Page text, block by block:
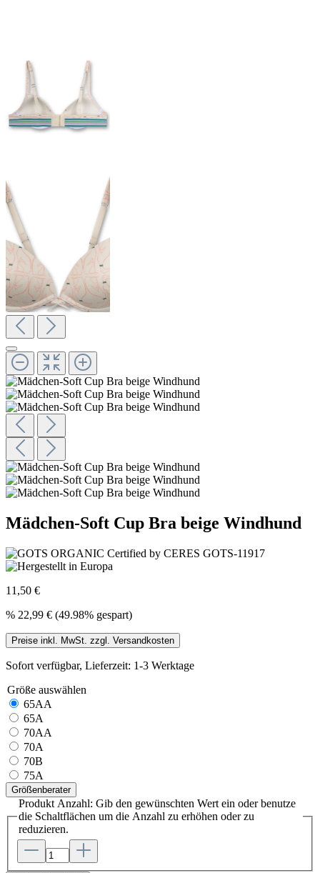
Mädchen-Soft Cup Bra beige Windhund
11,50 €
% 22,99 € (49.98% gespart)
Preise inkl. MwSt. zzgl. Versandkosten
Sofort verfügbar, Lieferzeit: 1-3 Werktage
Größe auswählen
65AA
65A
70AA
70A
70B
75A
Größenberater
Produkt Anzahl: Gib den gewünschten Wert ein oder benutze
die Schaltflächen um die Anzahl zu erhöhen oder zu
reduzieren.